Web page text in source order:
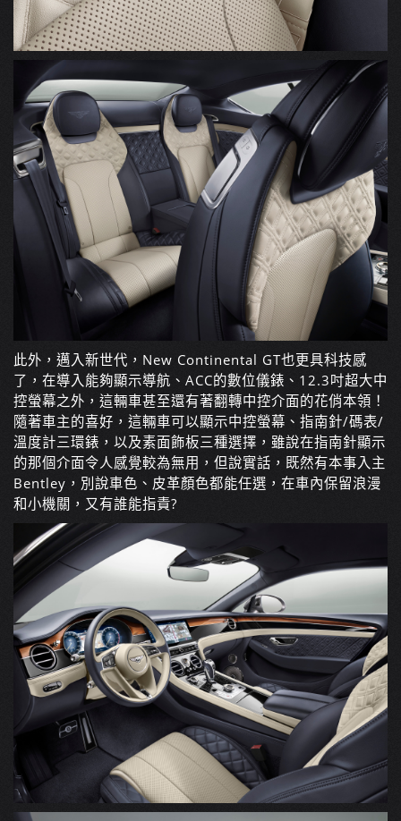
此外，邁入新世代，New Continental GT也更具科技感
了，在導入能夠顯示導航、ACC的數位儀錶、12.3吋超大中
控螢幕之外，這輛車甚至還有著翻轉中控介面的花俏本領！
隨著車主的喜好，這輛車可以顯示中控螢幕、指南針/碼表/
溫度計三環錶，以及素面飾板三種選擇，雖說在指南針顯示
的那個介面令人感覺較為無用，但說實話，既然有本事入主
Bentley，別說車色、皮革顏色都能任選，在車內保留浪漫
和小機關，又有誰能指責?